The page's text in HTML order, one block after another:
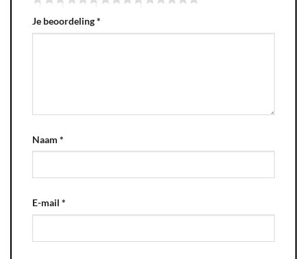
Je beoordeling*
Naam *
E-mail *